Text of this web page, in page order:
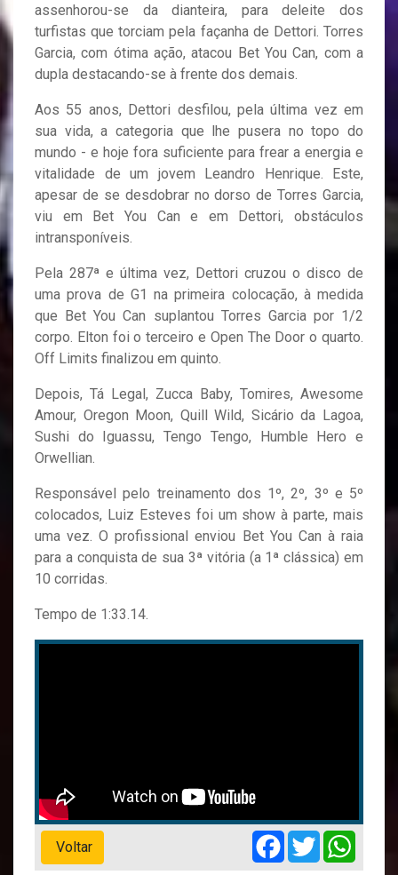
assenhorou-se da dianteira, para deleite dos
turfistas que torciam pela façanha de Dettori. Torres
Garcia, com ótima ação, atacou Bet You Can, com a
dupla destacando-se à frente dos demais.
Aos 55 anos, Dettori desfilou, pela última vez em
sua vida, a categoria que lhe pusera no topo do
mundo - e hoje fora suficiente para frear a energia e
vitalidade de um jovem Leandro Henrique. Este,
apesar de se desdobrar no dorso de Torres Garcia,
viu em Bet You Can e em Dettori, obstáculos
intransponíveis.
Pela 287ª e última vez, Dettori cruzou o disco de
uma prova de G1 na primeira colocação, à medida
que Bet You Can suplantou Torres Garcia por 1/2
corpo. Elton foi o terceiro e Open The Door o quarto.
Off Limits finalizou em quinto.
Depois, Tá Legal, Zucca Baby, Tomires, Awesome
Amour, Oregon Moon, Quill Wild, Sicário da Lagoa,
Sushi do Iguassu, Tengo Tengo, Humble Hero e
Orwellian.
Responsável pelo treinamento dos 1º, 2º, 3º e 5º
colocados, Luiz Esteves foi um show à parte, mais
uma vez. O profissional enviou Bet You Can à raia
para a conquista de sua 3ª vitória (a 1ª clássica) em
10 corridas.
Tempo de 1:33.14.
Voltar
Facebook
Twitter